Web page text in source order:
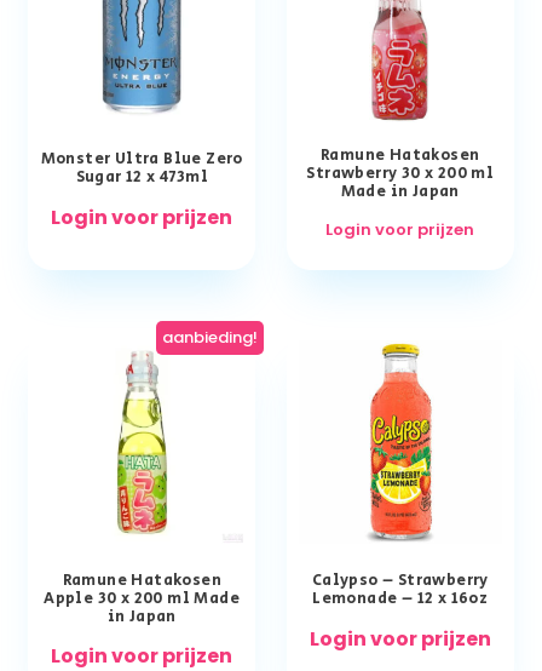
Monster Ultra Blue Zero
Sugar 12 x 473ml
Login voor prijzen
Ramune Hatakosen
Strawberry 30 x 200 ml
Made in Japan
Login voor prijzen
aanbieding!
Ramune Hatakosen
Apple 30 x 200 ml Made
in Japan
Login voor prijzen
Calypso – Strawberry
Lemonade – 12 x 16oz
Login voor prijzen